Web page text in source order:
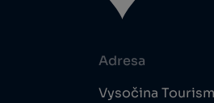
Adresa
Vysočina